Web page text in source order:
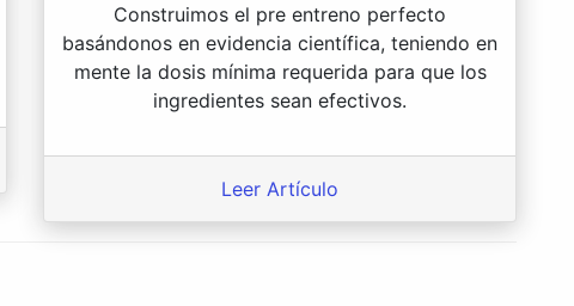
Construimos el pre entreno perfecto
basándonos en evidencia científica, teniendo en
mente la dosis mínima requerida para que los
ingredientes sean efectivos.
Leer Artículo